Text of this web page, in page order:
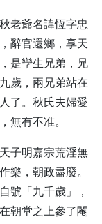
老爺名諱恆字忠
辭官還鄉，享天
是孿生兄弟，兄
歲，兩兄弟站在
了。秋氏夫婦愛
無有不准。
子明嘉宗荒淫無
樂，朝政盡廢。
號「九千歲」，
朝堂之上參了閹